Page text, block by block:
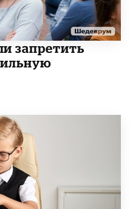
запретить